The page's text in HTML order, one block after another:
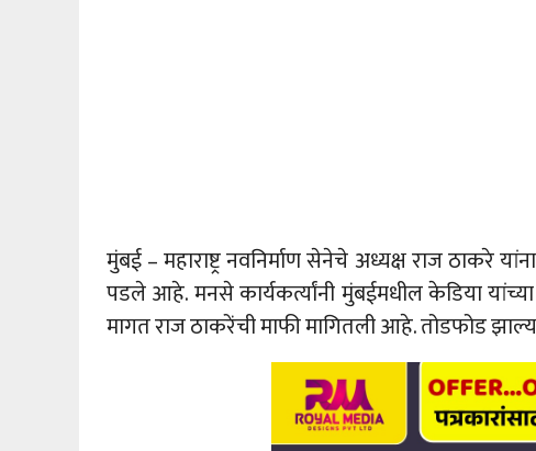
मुंबई – महाराष्ट्र नवनिर्माण सेनेचे अध्यक्ष राज ठाकरे
पडले आहे. मनसे कार्यकर्त्यांनी मुंबईमधील केडिया
मागत राज ठाकरेंची माफी मागितली आहे. तोडफोड